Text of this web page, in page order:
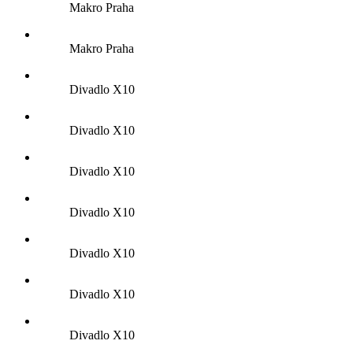
Makro Praha
Makro Praha
Divadlo X10
Divadlo X10
Divadlo X10
Divadlo X10
Divadlo X10
Divadlo X10
Divadlo X10